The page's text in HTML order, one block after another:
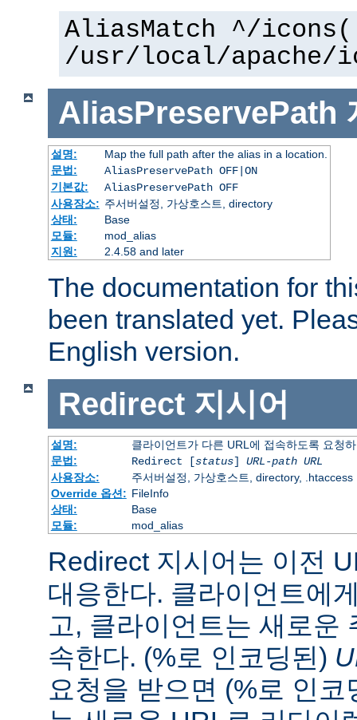
AliasMatch ^/
/usr/local/apache/
AliasPreservePath
설명:
Map the full path after the alias in a location.
문법:
AliasPreservePath OFF|ON
기본값:
AliasPreservePath OFF
사용장소: 주서버설정, 가상호스트, directory
상태:
Base
모듈:
mod_alias
지원:
2.4.58 and later
The documentation for
been translated yet.
English version.
Redirect 지시어
설명:
클라이언트가 다른 URL에 접속하도록 요청
문법:
Redirect [status] URL-path URL
사용장소:
주서버설정, 가상호스트, directory, .htaccess
Override 옵션: FileInfo
상태:
Base
모듈:
mod_alias
Redirect 지시어는 이전
대응한다. 클라이언트에
고, 클라이언트는 새로운
속한다. (%로 인코딩된)
요청을 받으면 (%로 인